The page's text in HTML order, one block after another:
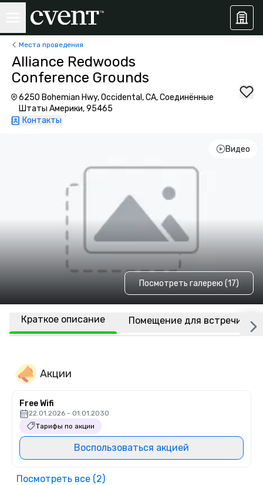
Места проведения
Alliance Redwoods
Conference Grounds
6250 Bohemian Hwy, Occidental, CA, Соединённые
Штаты Америки, 95465
Контакты
Видео
Посмотреть галерею (17)
Краткое описание Помещение для встречи
Акции
Free Wifi
22.01.2026 - 01.01.2030
Тарифы по акции
Воспользоваться акцией
Посмотреть все (2)